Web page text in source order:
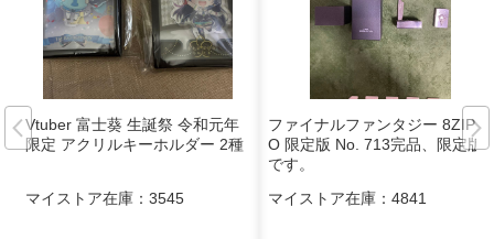
Vtuber 富士葵 生誕祭 令和元年
限定 アクリルキーホルダー 2種
マイストア在庫： 3545
ファイナルファンタジー 8ZIPP
O 限定版 No. 713完品、限定版
です。
マイストア在庫： 4841